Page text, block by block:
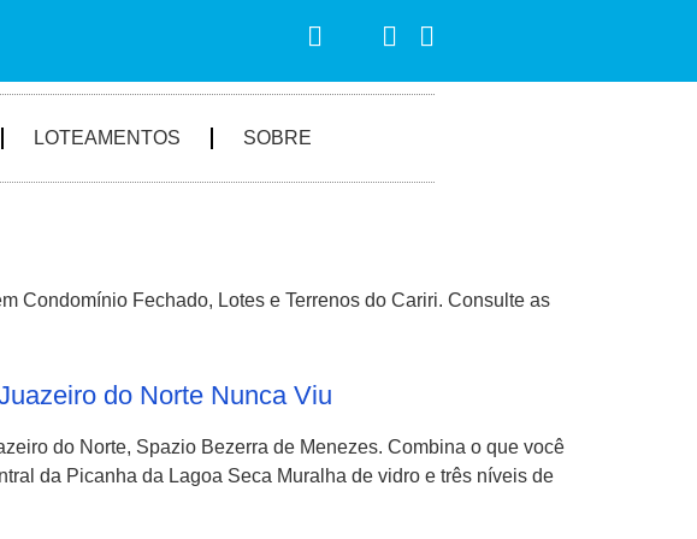
LOTEAMENTOS SOBRE
Condomínio Fechado, Lotes e Terrenos do Cariri. Consulte as
do Norte Nunca Viu
do Norte, Spazio Bezerra de Menezes. Combina o que você
da Picanha da Lagoa Seca Muralha de vidro e três níveis de